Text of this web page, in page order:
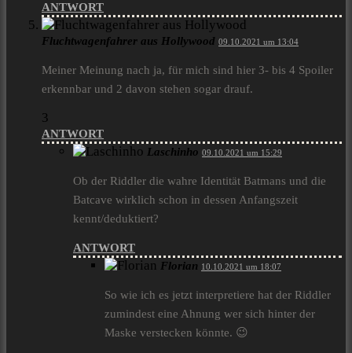
ANTWORT
Fluchtwagenfahrer aus Hollywood 09.10.2021 um 13:04
Meiner Meinung nach ja, für mich sind hier 3- bis 4 Spoiler
erkennbar und 2 davon stehen sogar drauf.
3
ANTWORT
Laschinho 09.10.2021 um 15:29
Ob der Riddler die wahre Identität Batmans und die
Batcave wirklich schon in dessen Anfangszeit
kennt/deduktiert?
ANTWORT
Florian 10.10.2021 um 18:07
So wie ich es jetzt interpretiere hat der Riddler
zumindest eine Ahnung wer sich hinter der
Maske verstecken könnte. 😉